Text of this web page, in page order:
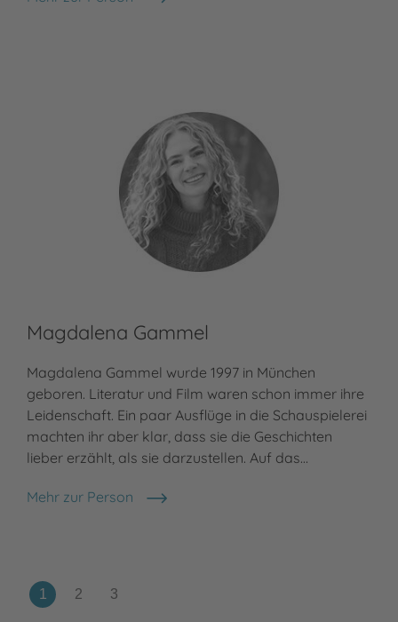
Asuka Lionera
Magdalena Gammel
Magdalena Gammel wurde 1997 in München
geboren. Literatur und Film waren schon immer ihre
Leidenschaft. Ein paar Ausflüge in die Schauspielerei
machten ihr aber klar, dass sie die Geschichten
lieber erzählt, als sie darzustellen. Auf das…
Mehr zur Person
Magdalena Gammel